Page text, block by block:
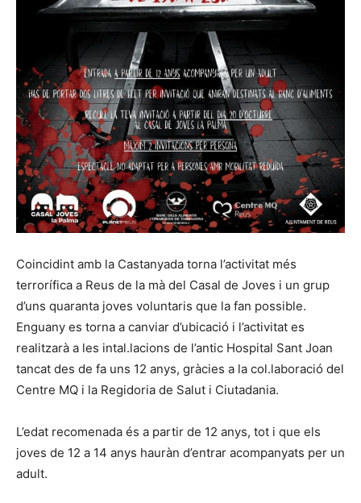
Coincidint amb la Castanyada torna l’activitat més
terrorífica a Reus de la mà del Casal de Joves i un grup
d’uns quaranta joves voluntaris que la fan possible.
Enguany es torna a canviar d’ubicació i l’activitat es
realitzarà a les intal.lacions de l’antic Hospital Sant Joan
tancat des de fa uns 12 anys, gràcies a la col.laboració del
Centre MQ i la Regidoria de Salut i Ciutadania.
L’edat recomenada és a partir de 12 anys, tot i que els
joves de 12 a 14 anys hauràn d’entrar acompanyats per un
adult.